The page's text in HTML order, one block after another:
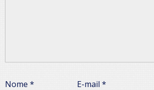
Nome * E-mail *